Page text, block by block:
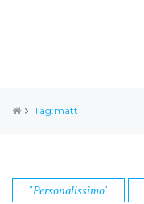
Tag:matt
"Personalissimo"